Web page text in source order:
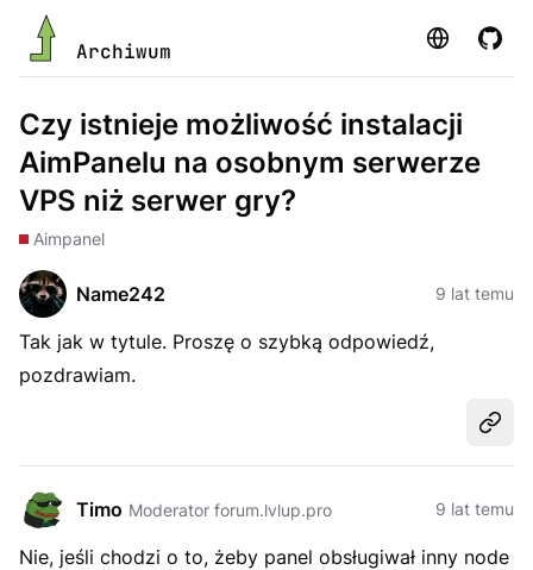
Archiwum Strona
Czy istnieje możliwość instalacji
AimPanelu na osobnym serwerze
VPS niż serwer gry?
Aimpanel
Name242 9 lat temu
Tak jak w tytule. Proszę o szybką odpowiedź,
pozdrawiam.
Timo Moderator forum.lvlup.pro 9 lat temu
Nie, jeśli chodzi o to, żeby panel obsługiwał inny node